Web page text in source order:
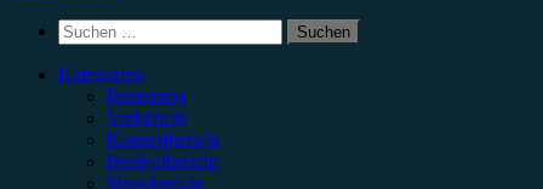
Suchen
nach:
Kategorien
Rezension
Vorbericht
Konzertbericht
Festivalbericht
Showbericht